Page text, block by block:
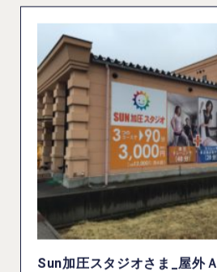
Sun加圧スタジオさま_屋外Ａ